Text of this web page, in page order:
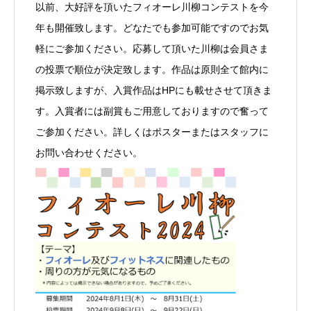
以前、大好評を頂いたフィオーレ川柳コンテストを今
年も開催致します。どなたでも参加可能ですのでお気
軽にご参加ください。応募して頂いた川柳は会員さま
の投票で順位が決定致します。作品は原則全て館内に
掲示致しますが、入賞作品はHPにも載せさせて頂きま
す。入賞者には副賞もご用意しておりますので奮って
ご参加ください。詳しくはポスターまたはスタッフに
お問い合わせください。